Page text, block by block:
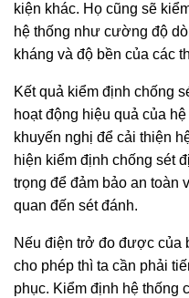
kiện khác. Họ cũng sẽ
hệ thống như cường độ
kháng và độ bền của các
Kết quả kiểm định chống
hoạt động hiệu quả của
khuyến nghị để cải thiện
hiện kiểm định chống sét
trọng để đảm bảo an toàn
quan đến sét đánh.
Nếu điện trở đo được của
cho phép thì ta cần phải
phục. Kiểm định hệ thống